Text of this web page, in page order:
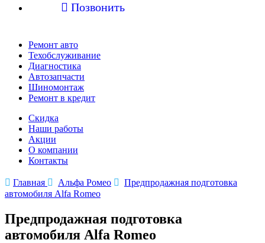
 Позвонить
Ремонт авто
Техобслуживание
Диагностика
Автозапчасти
Шиномонтаж
Ремонт в кредит
Скидка
Наши работы
Акции
О компании
Контакты
 Главная  Альфа Ромео  Предпродажная подготовка
автомобиля Alfa Romeo
Предпродажная подготовка
автомобиля Alfa Romeo